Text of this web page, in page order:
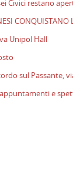
Civici restano
CONQUISTANO
Unipol Hall
sul Passante,
e